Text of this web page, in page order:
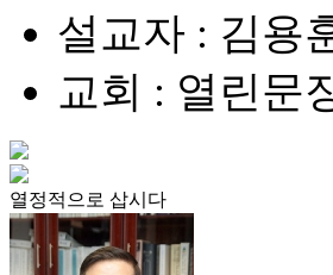
설교자 : 김용
교회 : 열린문
열정적으로 삽시다